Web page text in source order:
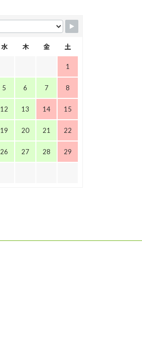
水 木 金 土
1
5 6 7 8
12 13 14 15
19 20 21 22
26 27 28 29